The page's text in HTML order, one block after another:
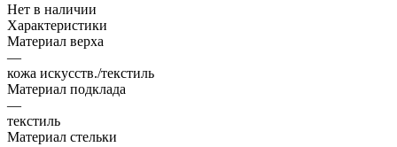
Нет в наличии
Характеристики
Материал верха
—
кожа искусств./текстиль
Материал подклада
—
текстиль
Материал стельки